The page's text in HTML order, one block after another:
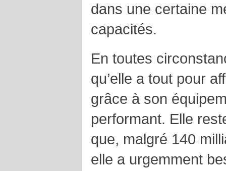
dans une certaine
capacités.
En toutes
qu’elle a tout pour
grâce à son
performant. Elle
que, malgré 140
elle a urgemment